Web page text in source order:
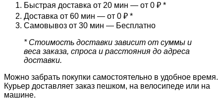
Быстрая доставка от 20 мин — от 0 ₽ *
Доставка от 60 мин — от 0 ₽ *
Самовывоз от 30 мин — Бесплатно
* Стоимость доставки зависит от суммы и
веса заказа, спроса и расстояния до адреса
доставки.
Можно забрать покупки самостоятельно в удобное время.
Курьер доставляет заказ пешком, на велосипеде или на
машине.